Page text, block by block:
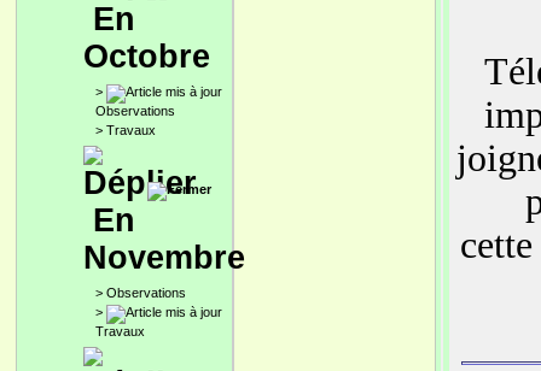
En
Octobre
>
Observations
> Travaux
En
Novembre
> Observations
>
Travaux